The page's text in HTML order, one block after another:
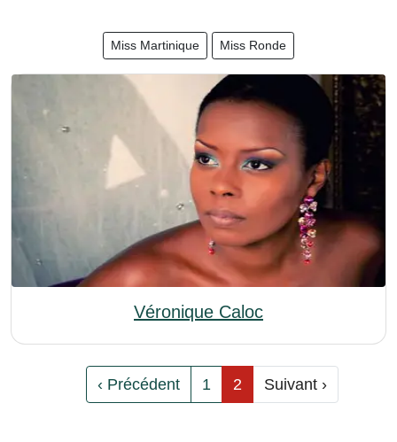
Miss Martinique Miss Ronde
Véronique Caloc
‹ Précédent 1 2 Suivant ›